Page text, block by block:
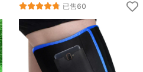
已售60